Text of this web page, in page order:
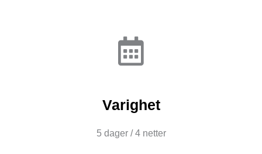
Varighet
5 dager / 4 netter